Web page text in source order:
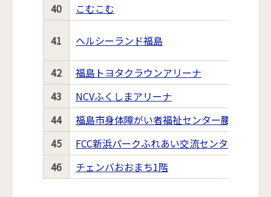
40
こむこむ
41 ヘルシーランド福島
42
福島トヨタクラウンアリーナ
43
NCVふくしまアリーナ
44
福島市身体障がい者福祉センター腰の浜会館
45
FCC新浜パークふれあい交流センター
46
チェンバおおまち1階